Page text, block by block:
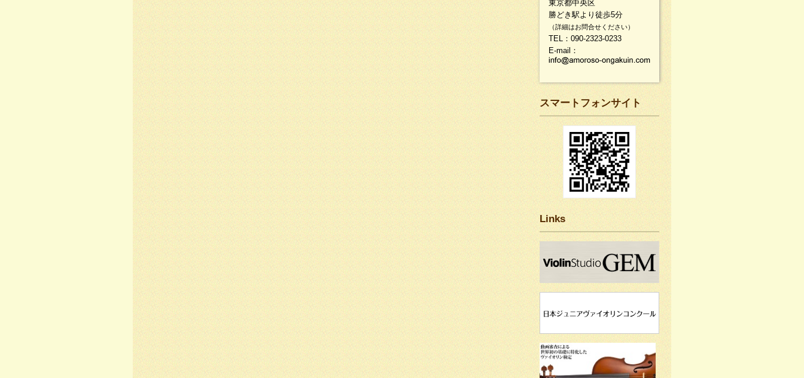
東京都中央区
勝どき駅より徒歩5分
（詳細はお問合せください）
TEL：090-2323-0233
E-mail：
スマートフォンサイト
Links